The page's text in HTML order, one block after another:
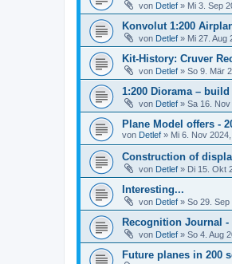
von Detlef » Mi 3. Sep
Konvolut 1:200
von Detlef » Mi 27. Aug
Kit-History: Cruver
von Detlef » So 9. Mär
1:200 Diorama –
von Detlef » Sa 16. Nov
Plane Model offers -
von Detlef » Mi 6. Nov
Construction of
von Detlef » Di 15. Okt
Interesting...
von Detlef » So 29. Sep
Recognition Journal -
von Detlef » So 4. Aug
Future planes in 200